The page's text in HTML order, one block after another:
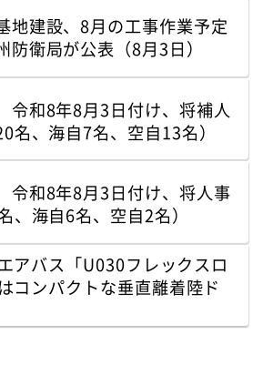
地建設、8月の工事作業予定
防衛局が公表（8月3日）
和8年8月3日付け、将補人
名、海自7名、空自13名）
和8年8月3日付け、将人事
、海自6名、空自2名）
アバス「U030フレックスロ
コンパクトな垂直離着陸ド